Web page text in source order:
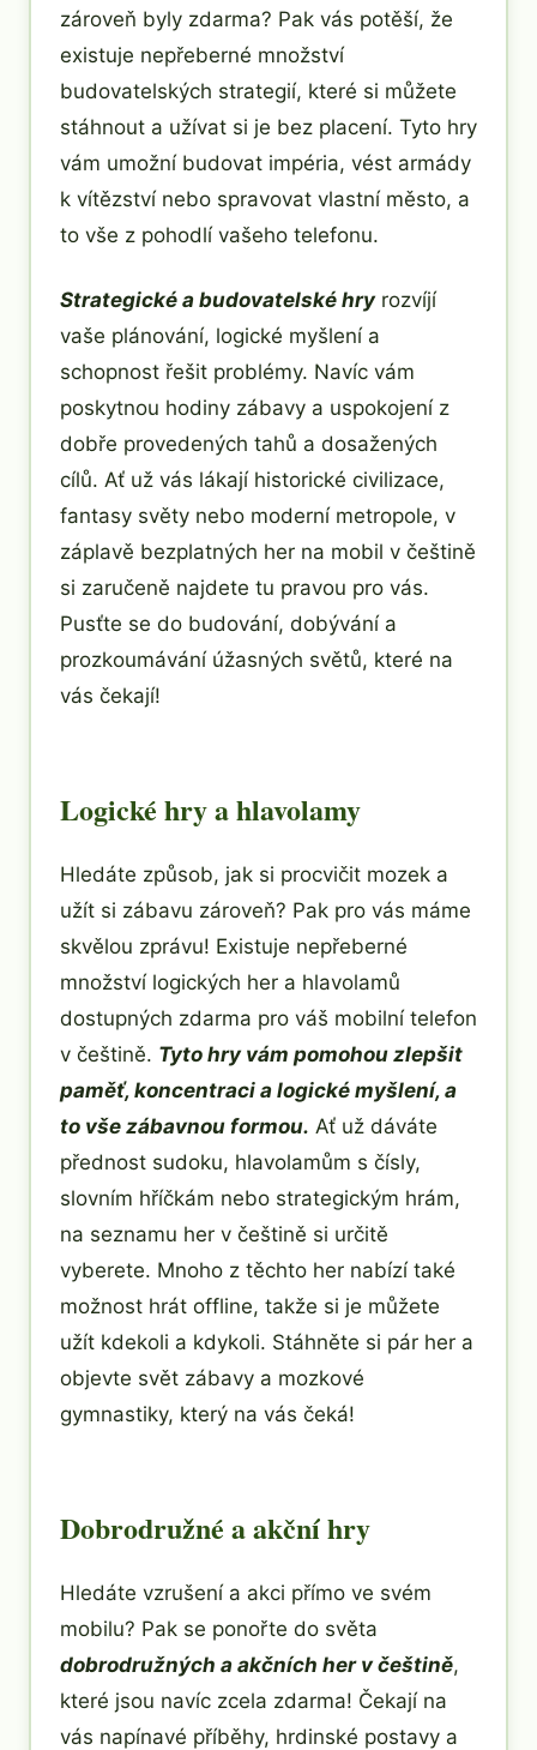
zároveň byly zdarma? Pak vás potěší, že
existuje nepřeberné množství
budovatelských strategií, které si můžete
stáhnout a užívat si je bez placení. Tyto hry
vám umožní budovat impéria, vést armády
k vítězství nebo spravovat vlastní město, a
to vše z pohodlí vašeho telefonu.
Strategické a budovatelské hryrozvíjí
vaše plánování, logické myšlení a
schopnost řešit problémy. Navíc vám
poskytnou hodiny zábavy a uspokojení z
dobře provedených tahů a dosažených
cílů. Ať už vás lákají historické civilizace,
fantasy světy nebo moderní metropole, v
záplavě bezplatných her na mobil v češtině
si zaručeně najdete tu pravou pro vás.
Pusťte se do budování, dobývání a
prozkoumávání úžasných světů, které na
vás čekají!
Logické hry a hlavolamy
Hledáte způsob, jak si procvičit mozek a
užít si zábavu zároveň? Pak pro vás máme
skvělou zprávu! Existuje nepřeberné
množství logických her a hlavolamů
dostupných zdarma pro váš mobilní telefon
v češtině. Tyto hry vám pomohou zlepšit
paměť, koncentraci a logické myšlení, a
to vše zábavnou formou. Ať už dáváte
přednost sudoku, hlavolamům s čísly,
slovním hříčkám nebo strategickým hrám,
na seznamu her v češtině si určitě
vyberete. Mnoho z těchto her nabízí také
možnost hrát offline, takže si je můžete
užít kdekoli a kdykoli. Stáhněte si pár her a
objevte svět zábavy a mozkové
gymnastiky, který na vás čeká!
Dobrodružné a akční hry
Hledáte vzrušení a akci přímo ve svém
mobilu? Pak se ponořte do světa
dobrodružných a akčních her v češtině,
které jsou navíc zcela zdarma! Čekají na
vás napínavé příběhy, hrdinské postavy a